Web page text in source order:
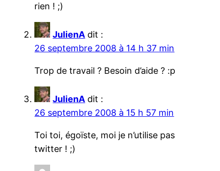
rien ! ;)
JulienA dit :
26 septembre 2008 à 14 h 37 min
Trop de travail ? Besoin d’aide ? :p
JulienA dit :
26 septembre 2008 à 15 h 57 min
Toi toi, égoïste, moi je n’utilise pas
twitter ! ;)